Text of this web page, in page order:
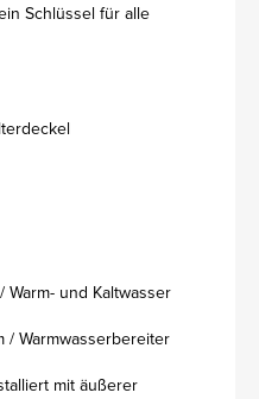
Schlüssel für alle
und Kaltwasser
/ Warmwasserbereiter
mit äußerer